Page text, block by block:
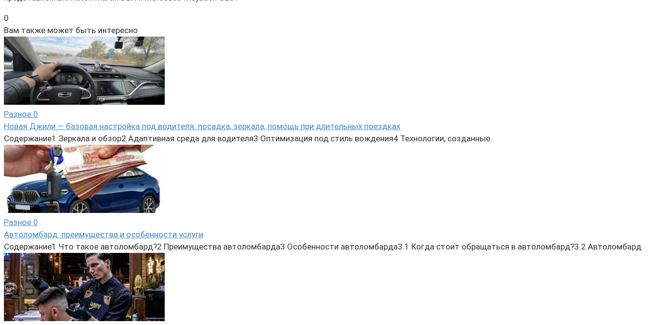
0
Вам также может быть интересно
Разное 0
Новая Джили — базовая настройка под водителя: посадка, зеркала, помощь при длительных поездках
Содержание1 Зеркала и обзор2 Адаптивная среда для водителя3 Оптимизация под стиль вождения4 Технологии, созданные
Разное 0
Автоломбард: преимущества и особенности услуги
Содержание1 Что такое автоломбард?2 Преимущества автоломбарда3 Особенности автоломбарда3.1 Когда стоит обращаться в автоломбард?3.2 Автоломбард